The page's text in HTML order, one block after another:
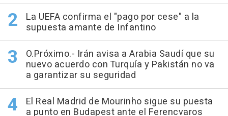
La UEFA confirma el "pago por cese" a la
supuesta amante de Infantino
O.Próximo.- Irán avisa a Arabia Saudí que su
nuevo acuerdo con Turquía y Pakistán no va
a garantizar su seguridad
El Real Madrid de Mourinho sigue su puesta
a punto en Budapest ante el Ferencvaros